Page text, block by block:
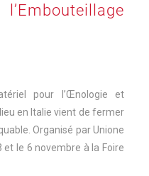
pour l’Œnologie et
en Italie vient de fermer
Organisé par Unione
et le 6 novembre à la Foire